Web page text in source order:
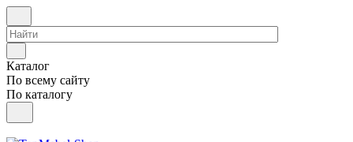
Каталог
По всему сайту
По каталогу